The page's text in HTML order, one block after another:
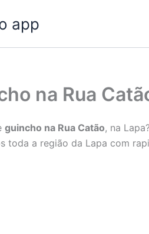
app
na Rua
guincho na Rua Catão, na
toda a região da Lapa com